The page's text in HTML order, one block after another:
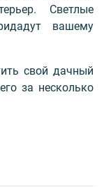
Светлые
вашему
свой дачный
за несколько